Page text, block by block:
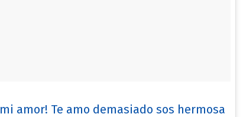
amor! Te amo demasiado sos hermosa